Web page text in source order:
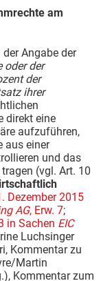
am
Angabe der
oder der
der
ihrer
direkt eine
aufzuführen,
aus einer
und das
(vgl. Art. 10
Dezember 2015
AG, Erw. 7;
in Sachen EIC
Luchsinger
Kommentar zu
Martin
Kommentar zum